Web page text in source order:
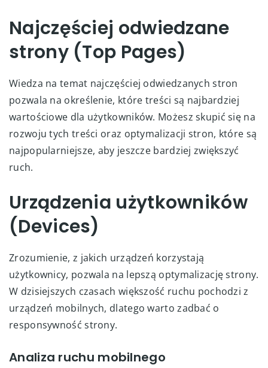
Najczęściej odwiedzane
strony (Top Pages)
Wiedza na temat najczęściej odwiedzanych stron
pozwala na określenie, które treści są najbardziej
wartościowe dla użytkowników. Możesz skupić się na
rozwoju tych treści oraz optymalizacji stron, które są
najpopularniejsze, aby jeszcze bardziej zwiększyć
ruch.
Urządzenia użytkowników
(Devices)
Zrozumienie, z jakich urządzeń korzystają
użytkownicy, pozwala na lepszą optymalizację strony.
W dzisiejszych czasach większość ruchu pochodzi z
urządzeń mobilnych, dlatego warto zadbać o
responsywność strony.
Analiza ruchu mobilnego